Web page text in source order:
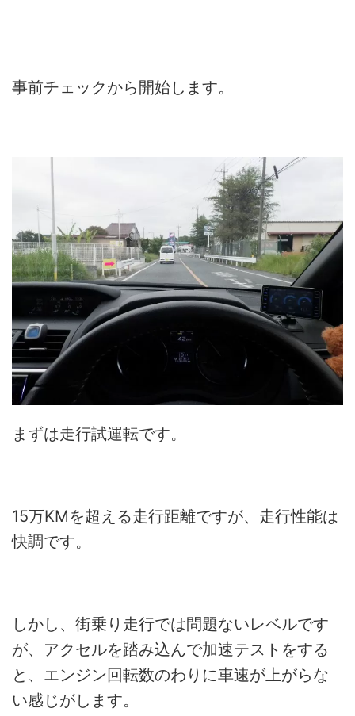
事前チェックから開始します。
まずは走行試運転です。
15万KMを超える走行距離ですが、走行性能は
快調です。
しかし、街乗り走行では問題ないレベルです
が、アクセルを踏み込んで加速テストをする
と、エンジン回転数のわりに車速が上がらな
い感じがします。